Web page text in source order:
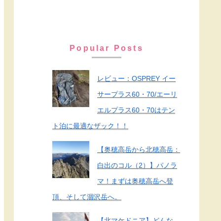
Popular Posts
レビュー：OSPREY イー
サープラス60・70/エーリ
エルプラス60・70はテン
ト泊に最適なザック！！
【奥穂高岳から北穂高岳：
白出のコル（2）】パノラ
マ！まずは奥穂高岳へ登
頂、そして涸沢岳へ。